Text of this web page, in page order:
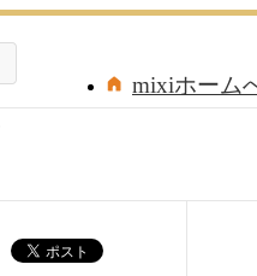
mixiホーム